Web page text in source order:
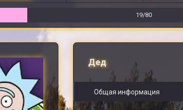
19/80
Дед
Общая информация